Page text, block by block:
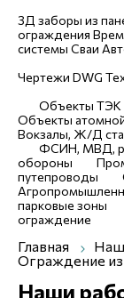
3Д заборы из
ограждения
системы Cваи
Чертежи DWG
Отраслевые
Объекты ТЭК
Объекты
Вокзалы, Ж/Д
ФСИН, МВД,
обороны
путепроводы
парковые зоны
ограждение
Главная
Ограждение из
Наши